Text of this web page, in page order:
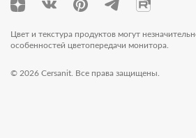
Цвет и текстура продуктов могут
особенностей цветопередачи монитора.
© 2026 Cersanit. Все права защищены.